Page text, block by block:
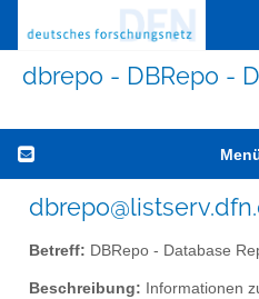
dbrepo - DBRepo -
Betreff: DBRepo - Database
Beschreibung: Informationen